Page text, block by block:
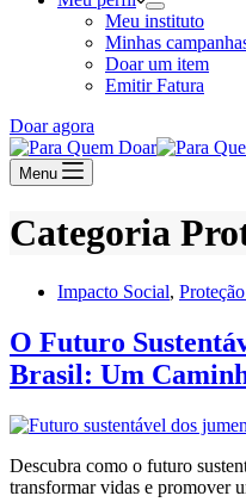
Meu instituto
Minhas
Doar um item
Emitir Fatura
Doar agora
Menu
Categoria
Impacto Social,
O Futuro
Brasil: Um
Descubra como o futuro
transformar vidas e promover